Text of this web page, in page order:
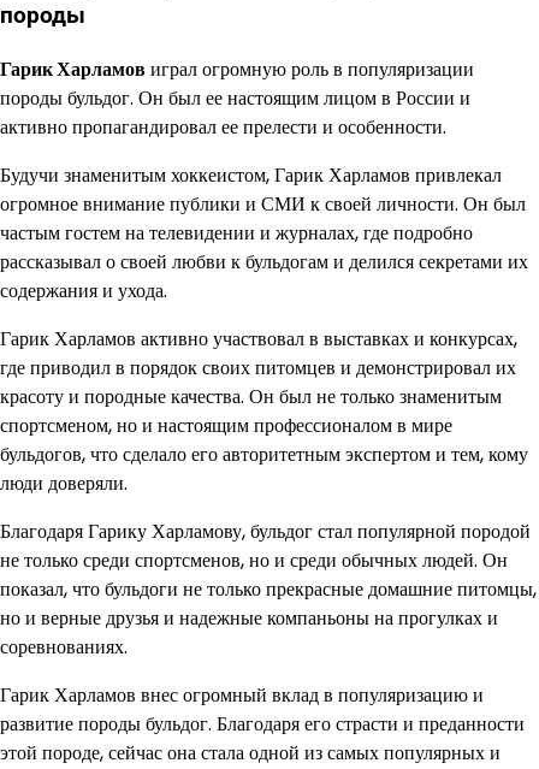
породы
Гарик Харламовиграл огромную роль в популяризации
породы бульдог. Он был ее настоящим лицом в России и
активно пропагандировал ее прелести и особенности.
Будучи знаменитым хоккеистом, Гарик Харламов привлекал
огромное внимание публики и СМИ к своей личности. Он был
частым гостем на телевидении и журналах, где подробно
рассказывал о своей любви к бульдогам и делился секретами их
содержания и ухода.
Гарик Харламов активно участвовал в выставках и конкурсах,
где приводил в порядок своих питомцев и демонстрировал их
красоту и породные качества. Он был не только знаменитым
спортсменом, но и настоящим профессионалом в мире
бульдогов, что сделало его авторитетным экспертом и тем, кому
люди доверяли.
Благодаря Гарику Харламову, бульдог стал популярной породой
не только среди спортсменов, но и среди обычных людей. Он
показал, что бульдоги не только прекрасные домашние питомцы,
но и верные друзья и надежные компаньоны на прогулках и
соревнованиях.
Гарик Харламов внес огромный вклад в популяризацию и
развитие породы бульдог. Благодаря его страсти и преданности
этой породе, сейчас она стала одной из самых популярных и